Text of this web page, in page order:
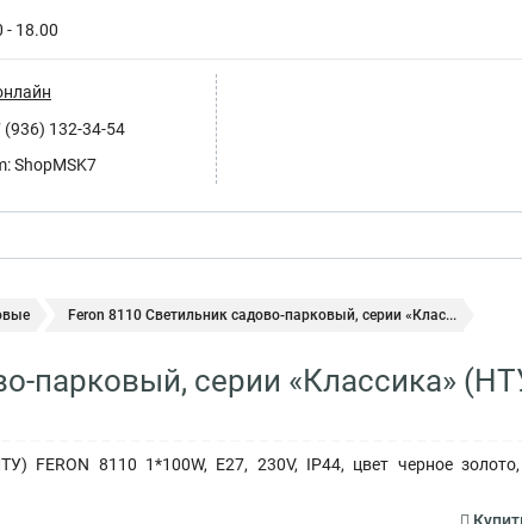
- 18.00
(936) 132-34-54
ShopMSK7
Feron 8110 Светильник садово-парковый, серии «Клас...
парковый, серии «Классика»
FERON 8110 1*100W, E27, 230V, IP44, цвет черное